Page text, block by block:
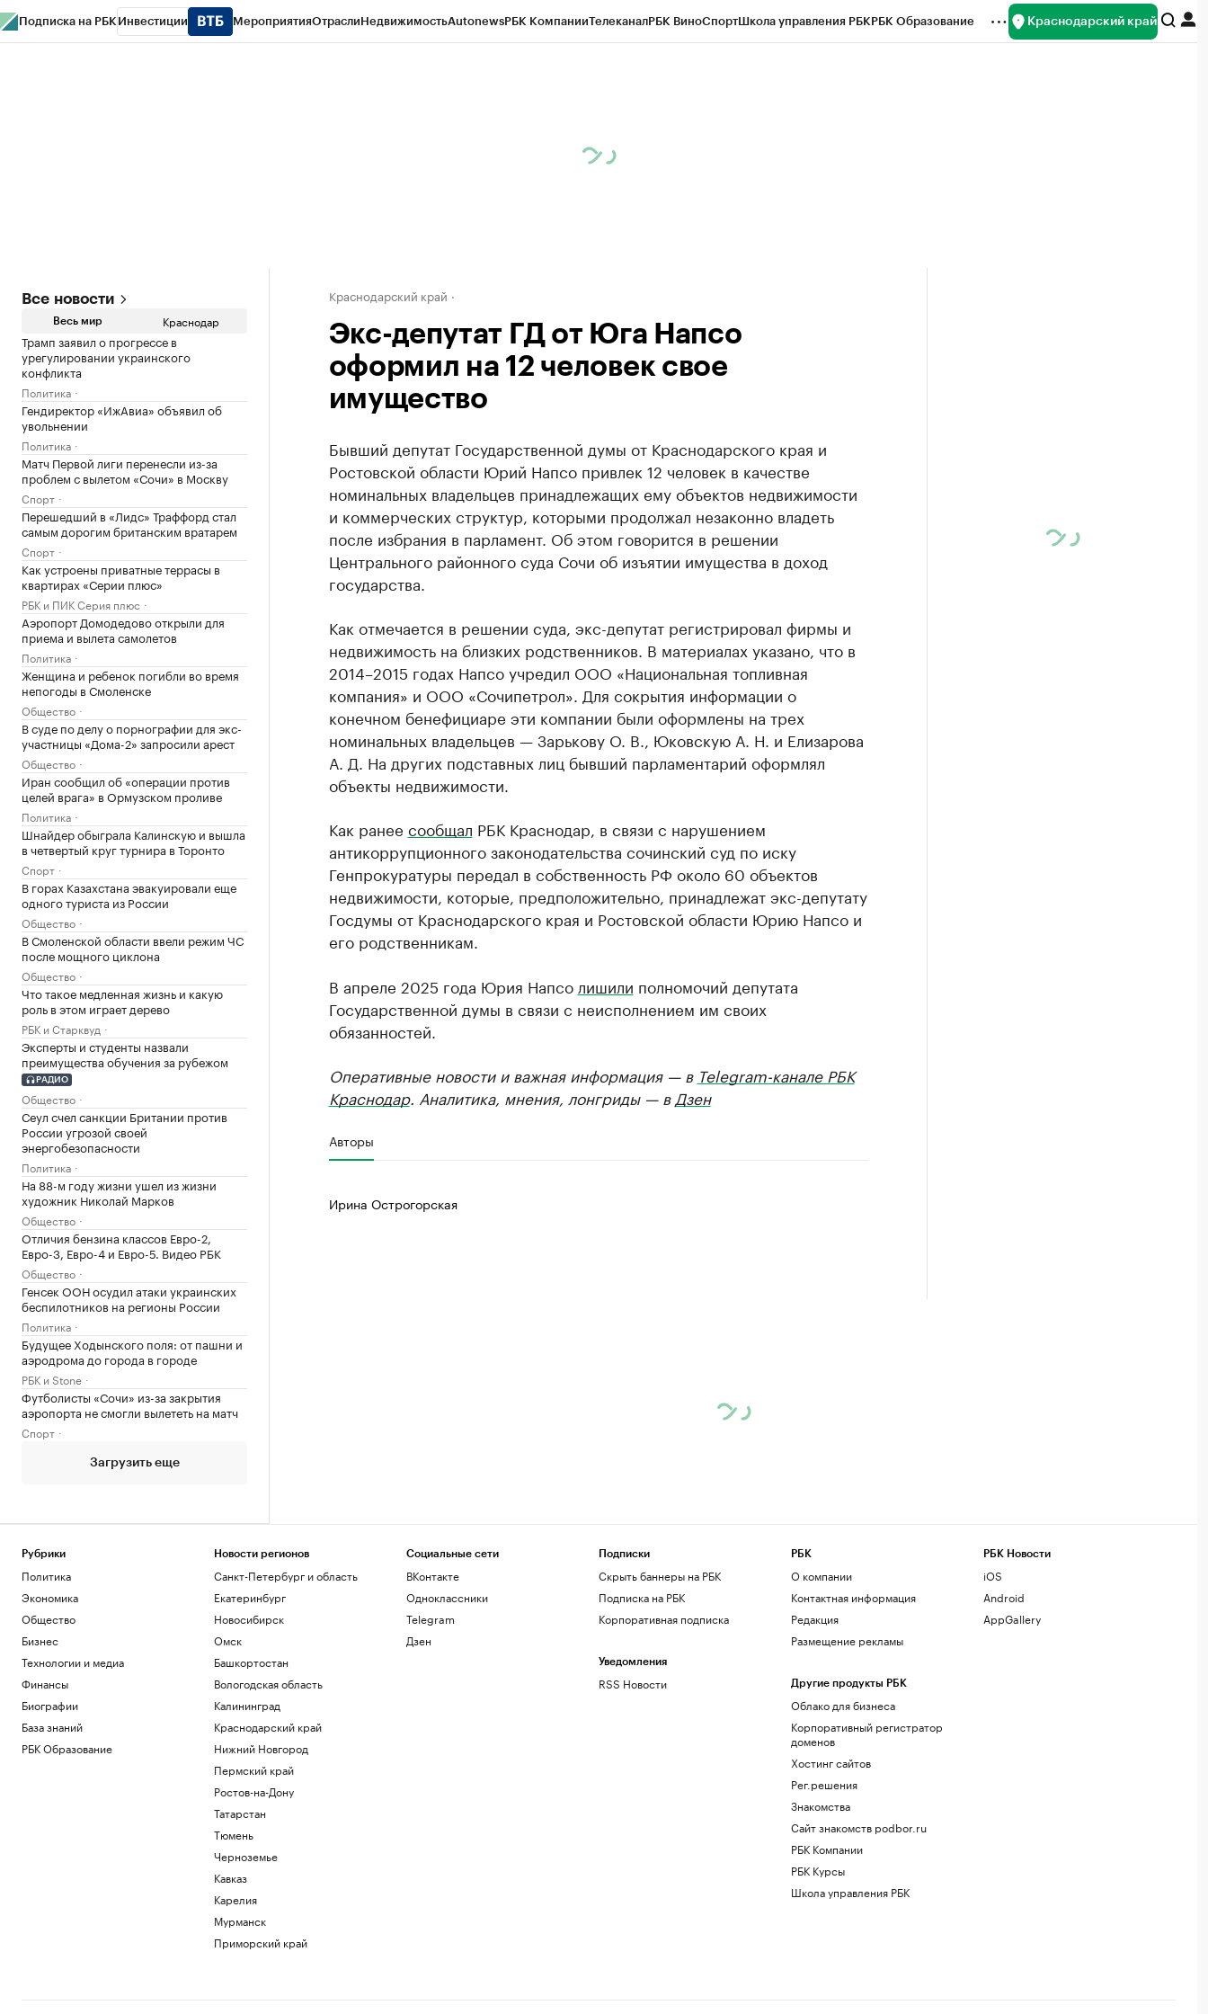
Подписка на РБК Инвестиции МероприятияОтраслиНедвижимостьAutonewsРБК КомпанииТелеканалРБК ВиноСпортШкола управления РБКРБК Образование Краснодарский край
Все новости
Весь мир Краснодар
Трамп заявил о прогрессе в
урегулировании украинского
конфликта
Политика
Гендиректор «ИжАвиа» объявил об
увольнении
Политика
Матч Первой лиги перенесли из-за
проблем с вылетом «Сочи» в Москву
Спорт
Перешедший в «Лидс» Траффорд стал
самым дорогим британским вратарем
Спорт
Как устроены приватные террасы в
квартирах «Серии плюс»
РБК и ПИК Серия плюс
Аэропорт Домодедово открыли для
приема и вылета самолетов
Политика
Женщина и ребенок погибли во время
непогоды в Смоленске
Общество
В суде по делу о порнографии для экс-
участницы «Дома-2» запросили арест
Общество
Иран сообщил об «операции против
целей врага» в Ормузском проливе
Политика
Шнайдер обыграла Калинскую и вышла
в четвертый круг турнира в Торонто
Спорт
В горах Казахстана эвакуировали еще
одного туриста из России
Общество
В Смоленской области ввели режим ЧС
после мощного циклона
Общество
Что такое медленная жизнь и какую
роль в этом играет дерево
РБК и Старквуд
Эксперты и студенты назвали
преимущества обучения за рубежом
РАДИО
Общество
Сеул счел санкции Британии против
России угрозой своей
энергобезопасности
Политика
На 88-м году жизни ушел из жизни
художник Николай Марков
Общество
Отличия бензина классов Евро-2,
Евро-3, Евро-4 и Евро-5. Видео РБК
Общество
Генсек ООН осудил атаки украинских
беспилотников на регионы России
Политика
Будущее Ходынского поля: от пашни и
аэродрома до города в городе
РБК и Stone
Футболисты «Сочи» из-за закрытия
аэропорта не смогли вылететь на матч
Спорт
Загрузить еще
Краснодарский край
Экс-депутат ГД от Юга Напсо
оформил на 12 человек свое
имущество
Бывший депутат Государственной думы от Краснодарского края и
Ростовской области Юрий Напсо привлек 12 человек в качестве
номинальных владельцев принадлежащих ему объектов недвижимости
и коммерческих структур, которыми продолжал незаконно владеть
после избрания в парламент. Об этом говорится в решении
Центрального районного суда Сочи об изъятии имущества в доход
государства.
Как отмечается в решении суда, экс-депутат регистрировал фирмы и
недвижимость на близких родственников. В материалах указано, что в
2014–2015 годах Напсо учредил ООО «Национальная топливная
компания» и ООО «Сочипетрол». Для сокрытия информации о
конечном бенефициаре эти компании были оформлены на трех
номинальных владельцев — Зарькову О. В., Юковскую А. Н. и Елизарова
А. Д. На других подставных лиц бывший парламентарий оформлял
объекты недвижимости.
Как ранее сообщал РБК Краснодар, в связи с нарушением
антикоррупционного законодательства сочинский суд по иску
Генпрокуратуры передал в собственность РФ около 60 объектов
недвижимости, которые, предположительно, принадлежат экс-депутату
Госдумы от Краснодарского края и Ростовской области Юрию Напсо и
его родственникам.
В апреле 2025 года Юрия Напсо лишили полномочий депутата
Государственной думы в связи с неисполнением им своих
обязанностей.
Оперативные новости и важная информация — в Telegram-канале РБК
Краснодар. Аналитика, мнения, лонгриды — в Дзен
Авторы
Ирина Острогорская
Рубрики
Политика
Экономика
Общество
Бизнес
Технологии и медиа
Финансы
Биографии
База знаний
РБК Образование
Новости регионов
Санкт-Петербург и область
Екатеринбург
Новосибирск
Омск
Башкортостан
Вологодская область
Калининград
Краснодарский край
Нижний Новгород
Пермский край
Ростов-на-Дону
Татарстан
Тюмень
Черноземье
Кавказ
Карелия
Мурманск
Приморский край
Социальные сети
ВКонтакте
Одноклассники
Telegram
Дзен
Подписки
Скрыть баннеры на РБК
Подписка на РБК
Корпоративная подписка
Уведомления
RSS Новости
РБК
О компании
Контактная информация
Редакция
Размещение рекламы
Другие продукты РБК
Облако для бизнеса
Корпоративный регистратор
доменов
Хостинг сайтов
Рег.решения
Знакомства
Сайт знакомств podbor.ru
РБК Компании
РБК Курсы
Школа управления РБК
РБК Новости
iOS
Android
AppGallery